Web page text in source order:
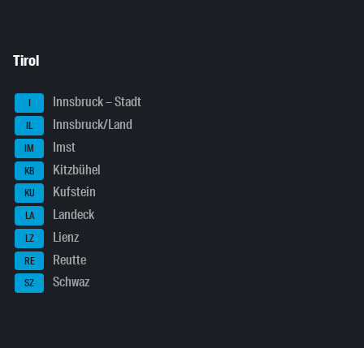
Tirol
I Innsbruck – Stadt
IL Innsbruck/Land
IM Imst
KB Kitzbühel
KU Kufstein
LA Landeck
LZ Lienz
RE Reutte
SZ Schwaz